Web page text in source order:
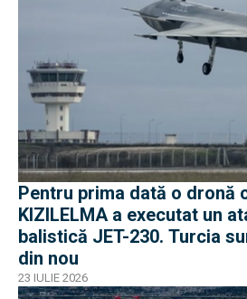
Pentru prima dată o dronă
KIZILELMA a executat un
balistică JET-230. Turcia
din nou
23 IULIE 2026